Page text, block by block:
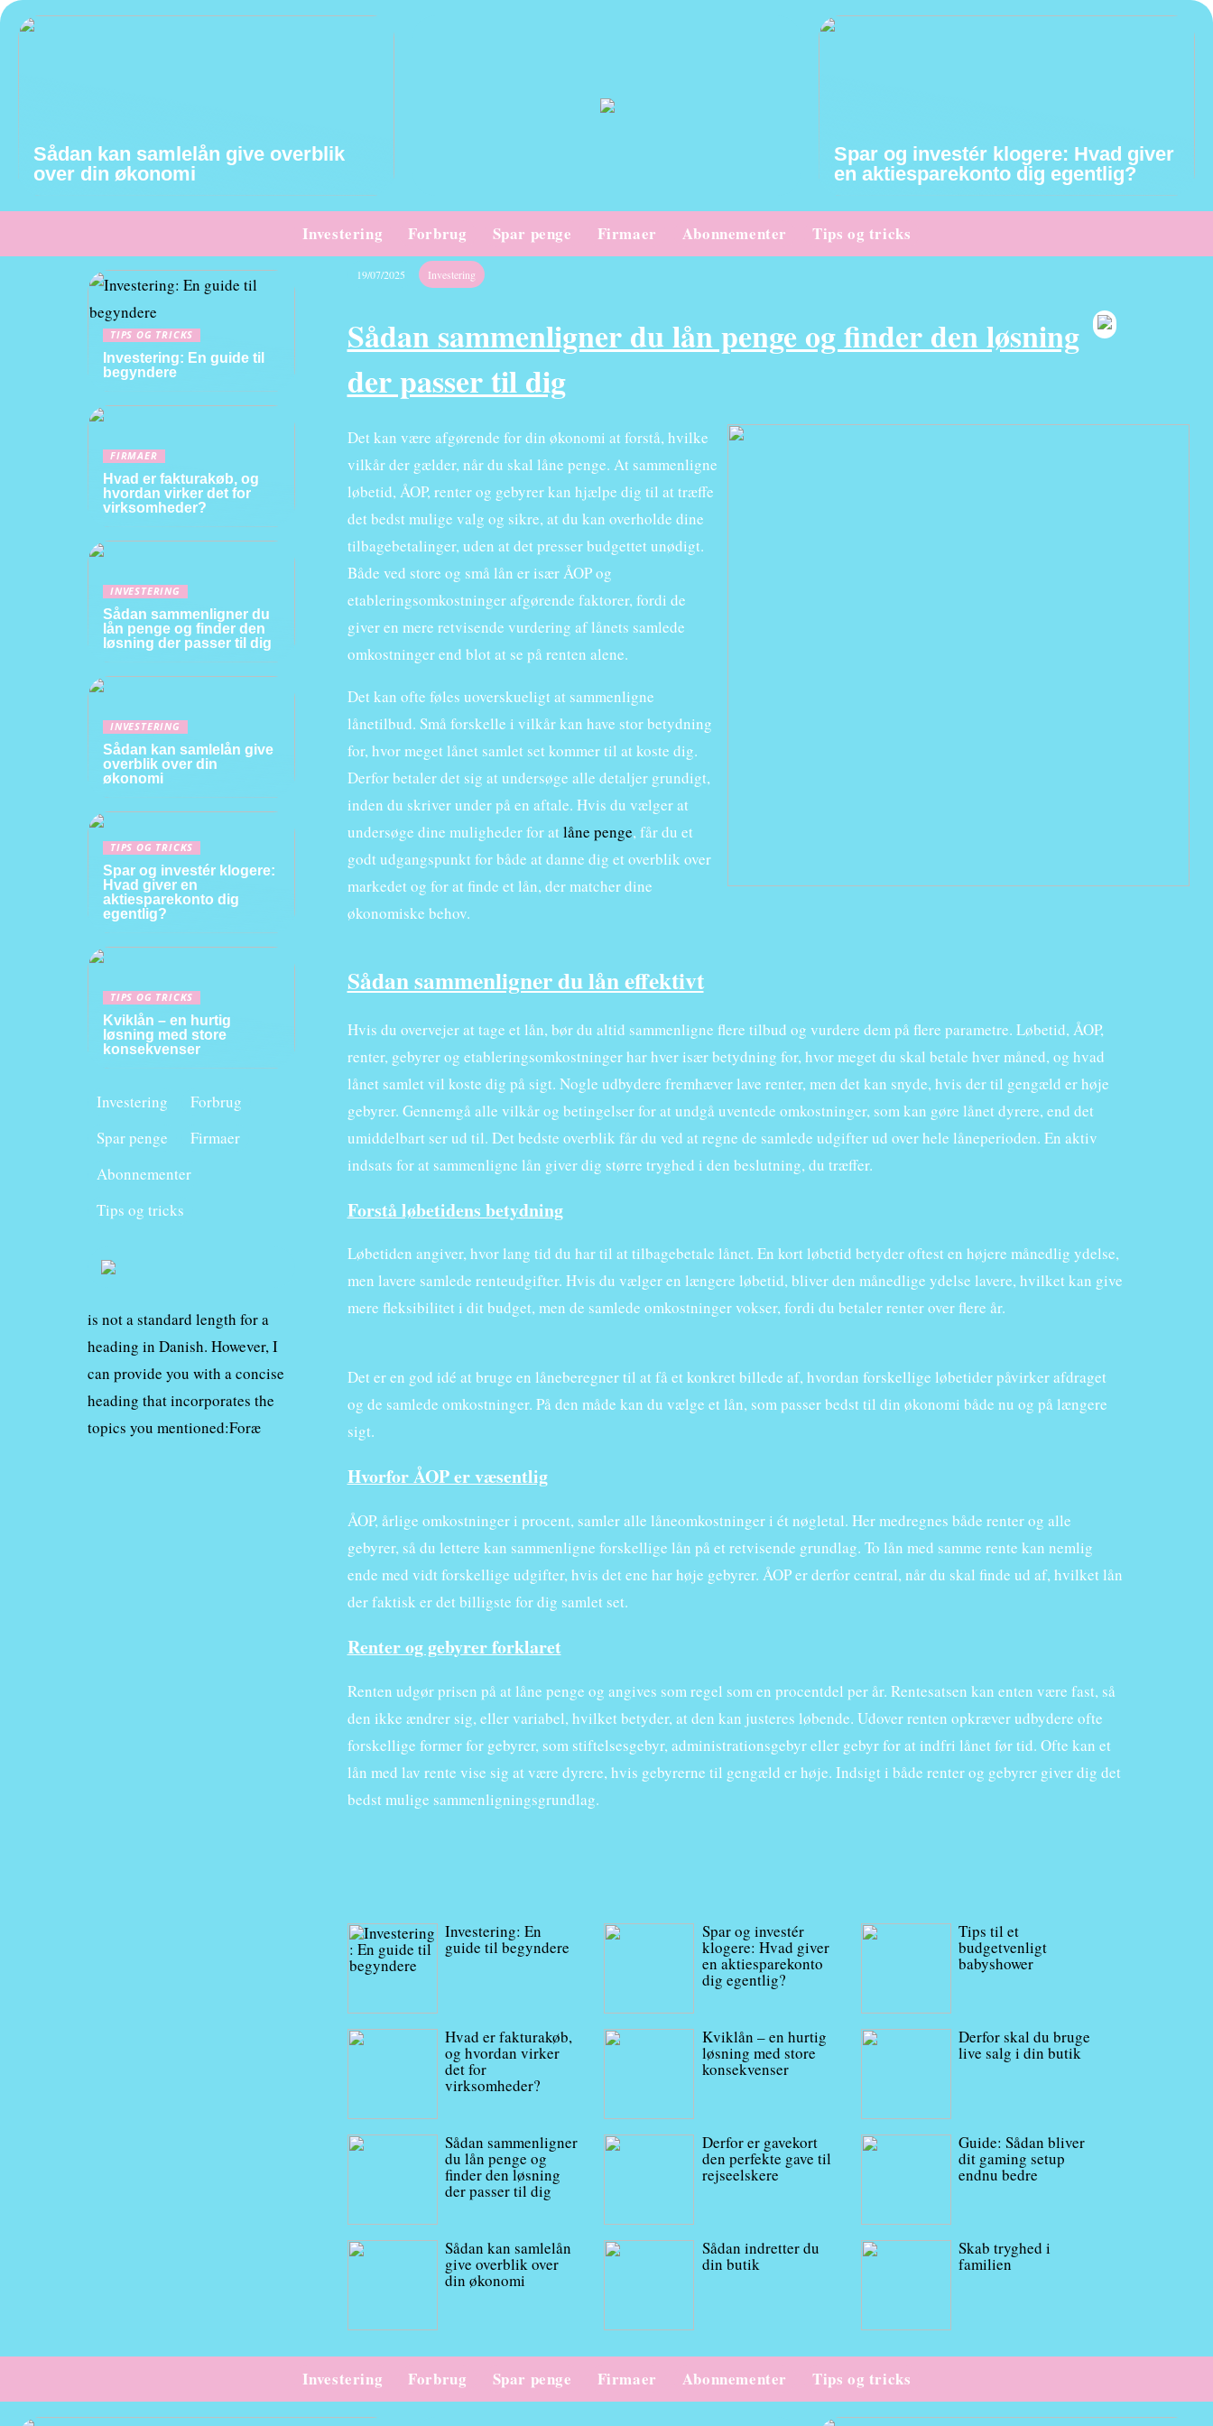
Sådan kan samlelån give overblik
over din økonomi
Spar og investér klogere: Hvad giver
en aktiesparekonto dig egentlig?
Investering Forbrug Spar penge Firmaer Abonnementer Tips og tricks
19/07/2025 Investering
Sådan sammenligner du lån penge og finder den løsning
der passer til dig
Det kan være afgørende for din økonomi at forstå, hvilke
vilkår der gælder, når du skal låne penge. At sammenligne
løbetid, ÅOP, renter og gebyrer kan hjælpe dig til at træffe
det bedst mulige valg og sikre, at du kan overholde dine
tilbagebetalinger, uden at det presser budgettet unødigt.
Både ved store og små lån er især ÅOP og
etableringsomkostninger afgørende faktorer, fordi de
giver en mere retvisende vurdering af lånets samlede
omkostninger end blot at se på renten alene.
Det kan ofte føles uoverskueligt at sammenligne
lånetilbud. Små forskelle i vilkår kan have stor betydning
for, hvor meget lånet samlet set kommer til at koste dig.
Derfor betaler det sig at undersøge alle detaljer grundigt,
inden du skriver under på en aftale. Hvis du vælger at
undersøge dine muligheder for at låne penge, får du et
godt udgangspunkt for både at danne dig et overblik over
markedet og for at finde et lån, der matcher dine
økonomiske behov.
Sådan sammenligner du lån effektivt
Hvis du overvejer at tage et lån, bør du altid sammenligne flere tilbud og vurdere dem på flere parametre. Løbetid, ÅOP,
renter, gebyrer og etableringsomkostninger har hver især betydning for, hvor meget du skal betale hver måned, og hvad
lånet samlet vil koste dig på sigt. Nogle udbydere fremhæver lave renter, men det kan snyde, hvis der til gengæld er høje
gebyrer. Gennemgå alle vilkår og betingelser for at undgå uventede omkostninger, som kan gøre lånet dyrere, end det
umiddelbart ser ud til. Det bedste overblik får du ved at regne de samlede udgifter ud over hele låneperioden. En aktiv
indsats for at sammenligne lån giver dig større tryghed i den beslutning, du træffer.
Forstå løbetidens betydning
Løbetiden angiver, hvor lang tid du har til at tilbagebetale lånet. En kort løbetid betyder oftest en højere månedlig ydelse,
men lavere samlede renteudgifter. Hvis du vælger en længere løbetid, bliver den månedlige ydelse lavere, hvilket kan give
mere fleksibilitet i dit budget, men de samlede omkostninger vokser, fordi du betaler renter over flere år.
Det er en god idé at bruge en låneberegner til at få et konkret billede af, hvordan forskellige løbetider påvirker afdraget
og de samlede omkostninger. På den måde kan du vælge et lån, som passer bedst til din økonomi både nu og på længere
sigt.
Hvorfor ÅOP er væsentlig
ÅOP, årlige omkostninger i procent, samler alle låneomkostninger i ét nøgletal. Her medregnes både renter og alle
gebyrer, så du lettere kan sammenligne forskellige lån på et retvisende grundlag. To lån med samme rente kan nemlig
ende med vidt forskellige udgifter, hvis det ene har høje gebyrer. ÅOP er derfor central, når du skal finde ud af, hvilket lån
der faktisk er det billigste for dig samlet set.
Renter og gebyrer forklaret
Renten udgør prisen på at låne penge og angives som regel som en procentdel per år. Rentesatsen kan enten være fast, så
den ikke ændrer sig, eller variabel, hvilket betyder, at den kan justeres løbende. Udover renten opkræver udbydere ofte
forskellige former for gebyrer, som stiftelsesgebyr, administrationsgebyr eller gebyr for at indfri lånet før tid. Ofte kan et
lån med lav rente vise sig at være dyrere, hvis gebyrerne til gengæld er høje. Indsigt i både renter og gebyrer giver dig det
bedst mulige sammenligningsgrundlag.
Investering: En
guide til begyndere
Hvad er fakturakøb,
og hvordan virker
det for
virksomheder?
Sådan sammenligner
du lån penge og
finder den løsning
der passer til dig
Sådan kan samlelån
give overblik over
din økonomi
Spar og investér
klogere: Hvad giver
en aktiesparekonto
dig egentlig?
Kviklån – en hurtig
løsning med store
konsekvenser
Derfor er gavekort
den perfekte gave til
rejseelskere
Sådan indretter du
din butik
Tips til et
budgetvenligt
babyshower
Derfor skal du bruge
live salg i din butik
Guide: Sådan bliver
dit gaming setup
endnu bedre
Skab tryghed i
familien
TIPS OG TRICKS
Investering: En guide til
begyndere
FIRMAER
Hvad er fakturakøb, og
hvordan virker det for
virksomheder?
INVESTERING
Sådan sammenligner du
lån penge og finder den
løsning der passer til dig
INVESTERING
Sådan kan samlelån give
overblik over din
økonomi
TIPS OG TRICKS
Spar og investér klogere:
Hvad giver en
aktiesparekonto dig
egentlig?
TIPS OG TRICKS
Kviklån – en hurtig
løsning med store
konsekvenser
Investering
Forbrug
Spar penge
Firmaer
Abonnementer
Tips og tricks
is not a standard length for a
heading in Danish. However, I
can provide you with a concise
heading that incorporates the
topics you mentioned:Foræ
Investering Forbrug Spar penge Firmaer Abonnementer Tips og tricks